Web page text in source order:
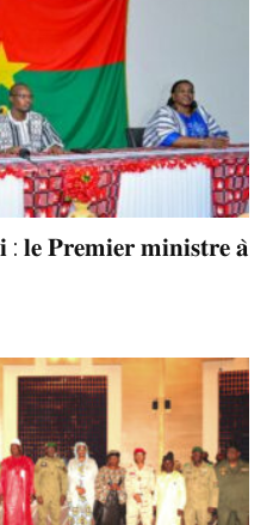
: 𝐥𝐞 𝐏𝐫𝐞𝐦𝐢𝐞𝐫 𝐦𝐢𝐧𝐢𝐬𝐭𝐫𝐞 𝐚̀